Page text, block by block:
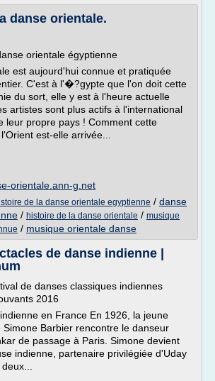
danse orientale.
orientale égyptienne
est aujourd'hui connue et pratiquée
C'est à l'�?gypte que l'on doit cette
du sort, elle y est à l'heure actuelle
artistes sont plus actifs à l'international
leur propre pays ! Comment cette
est-elle arrivée...
orientale.ann-g.net
de la danse orientale egyptienne / danse
/ histoire de la danse orientale / musique
/ musique orientale danse
de danse indienne |
de danses classiques indiennes
2016
en France En 1926, la jeune
Simone Barbier rencontre le danseur
de passage à Paris. Simone devient
indienne, partenaire privilégiée d'Uday